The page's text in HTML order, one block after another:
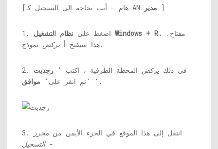
[هام - أنت بحاجة إلى التسجيل كـ AN مدير ]
1. اضغط على نظام التشغيل Windows + R.
هذا سيفتح أ يركض نموذج.
2. في ذلك يركض المحطة الطرفية ، اكتب ' رجديت
'ثم انقر على' موافق '.
3. انتقل إلى هذا الموقع في الجزء الأيمن من محرر
التسجيل-